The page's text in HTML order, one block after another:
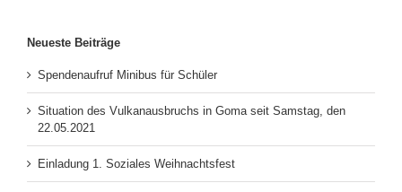
Neueste Beiträge
Spendenaufruf Minibus für Schüler
Situation des Vulkanausbruchs in Goma seit Samstag, den
22.05.2021
Einladung 1. Soziales Weihnachtsfest